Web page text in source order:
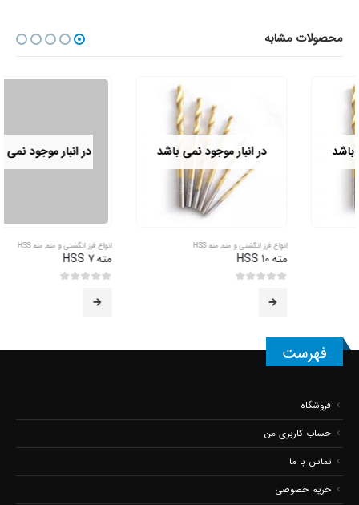
محصولات مشابه
در انبار موجود نمی باشد
انواع فرز انگشتی و مته,مته HSS
در انبار موجود نمی باشد
انواع فرز انگشتی و مته,مته HSS
فهرست
فروشگاه
حساب کاربری من
تماس با ما
حریم خصوصی